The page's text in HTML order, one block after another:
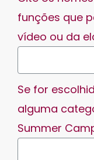
funções que
vídeo ou da
Se for
alguma
Summer